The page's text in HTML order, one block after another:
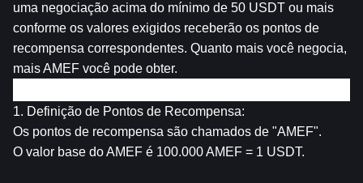
uma negociação acima do mínimo de 50 USDT ou mais
conforme os valores exigidos receberão os pontos de
recompensa correspondentes. Quanto mais você negocia,
mais AMEF você pode obter.
1. Definição de Pontos de Recompensa:
Os pontos de recompensa são chamados de "AMEF".
O valor base do AMEF é 100.000 AMEF = 1 USDT.